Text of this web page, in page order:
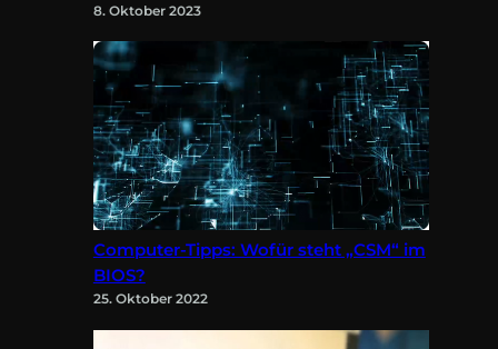
8. Oktober 2023
Computer-Tipps: Wofür steht „CSM“ im
BIOS?
25. Oktober 2022